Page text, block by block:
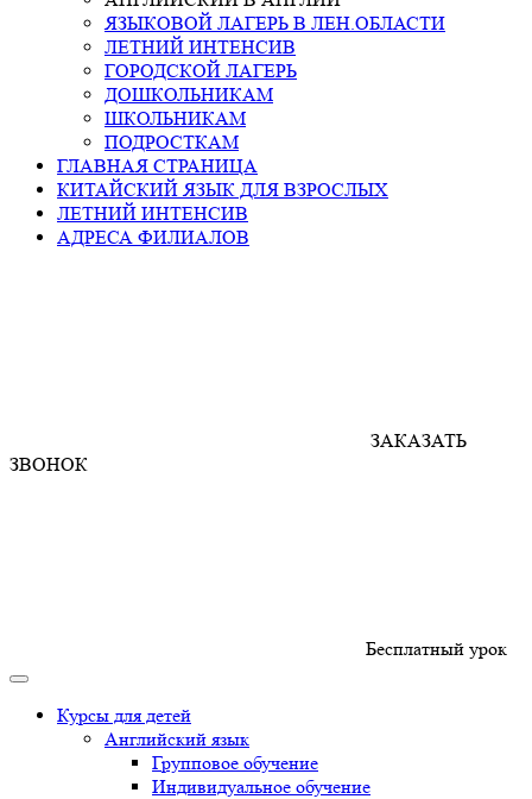
ЯЗЫКОВОЙ ЛАГЕРЬ В ЛЕН.ОБЛАСТИ
ЛЕТНИЙ ИНТЕНСИВ
ГОРОДСКОЙ ЛАГЕРЬ
ДОШКОЛЬНИКАМ
ШКОЛЬНИКАМ
ПОДРОСТКАМ
ГЛАВНАЯ СТРАНИЦА
КИТАЙСКИЙ ЯЗЫК ДЛЯ ВЗРОСЛЫХ
ЛЕТНИЙ ИНТЕНСИВ
АДРЕСА ФИЛИАЛОВ
ЗАКАЗАТЬ
ЗВОНОК
Бесплатный урок
Курсы для детей
Английский язык
Групповое обучение
Индивидуальное обучение